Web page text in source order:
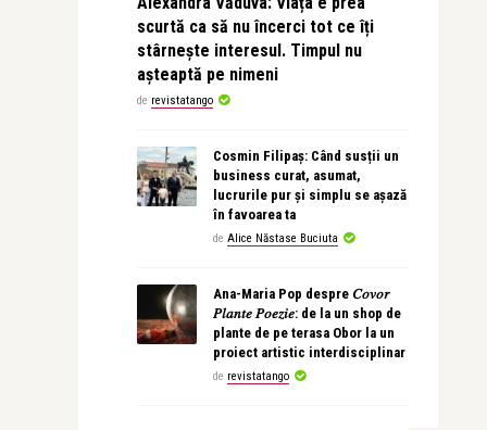
scurtă ca să nu încerci tot ce îți
stârnește interesul. Timpul nu
așteaptă pe nimeni
de revistatango
Cosmin Filipaș: Când susții un
business curat, asumat,
lucrurile pur și simplu se așază
în favoarea ta
de Alice Năstase Buciuta
Ana-Maria Pop despre 𝐶𝑜𝑣𝑜𝑟
𝑃𝑙𝑎𝑛𝑡𝑒 𝑃𝑜𝑒𝑧𝑖𝑒: de la un shop de
plante de pe terasa Obor la un
proiect artistic interdisciplinar
de revistatango